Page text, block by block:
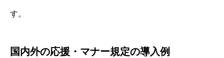
す。
国内外の応援・マナー規定の導入例